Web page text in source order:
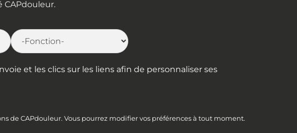
20 juin 2026
« Précédent
CAPdouleur.
et les clics sur les liens afin de personnaliser ses
de CAPdouleur. Vous pourrez modifier vos préférences à tout moment.